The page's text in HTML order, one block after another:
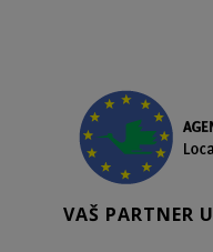
VAŠ PARTNER